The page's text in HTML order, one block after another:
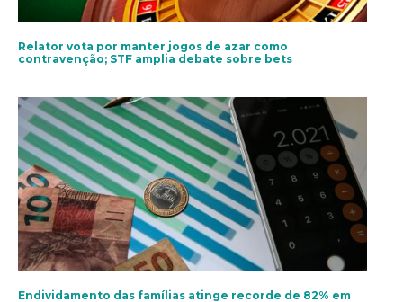
Relator vota por manter jogos de azar como
contravenção; STF amplia debate sobre bets
Endividamento das famílias atinge recorde de 82% em